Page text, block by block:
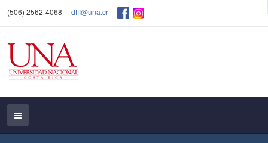
(506) 2562-4068 dffl@una.cr